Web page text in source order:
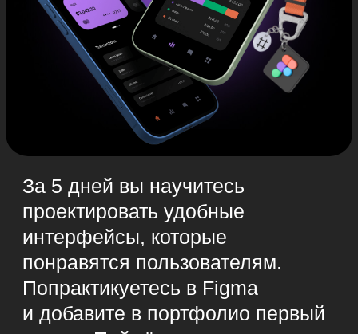
За 5 дней вы научитесь
проектировать удобные
интерфейсы, которые
понравятся пользователям.
Попрактикуетесь в Figma
и добавите в портфолио первый
проект. Поймёте, как стать
востребованным дизайнером
в IT и сделаете первый шаг
к новой карьере.
Записаться и начать
Для любого уровня